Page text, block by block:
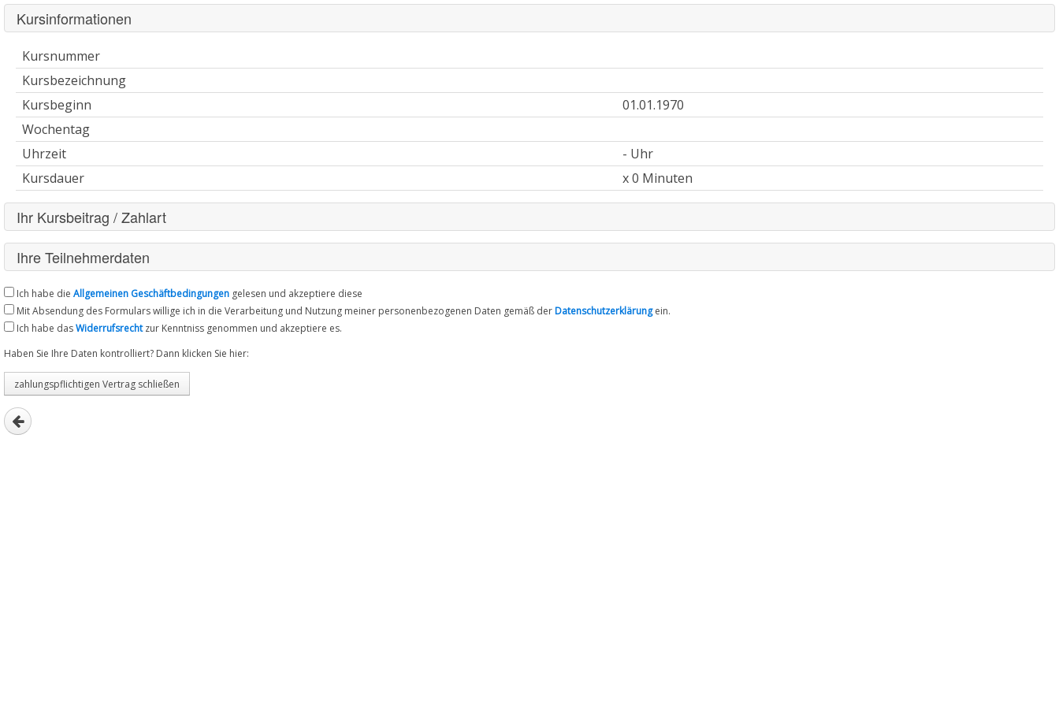
Kursinformationen
Kursnummer
Kursbezeichnung
Kursbeginn
01.01.1970
Wochentag
Uhrzeit
- Uhr
Kursdauer
x 0 Minuten
Ihr Kursbeitrag / Zahlart
Ihre Teilnehmerdaten
1. Teilnehmer
männlich
weiblich
Ich habe die Allgemeinen Geschäftbedingungen gelesen und akzeptiere diese
Mit Absendung des Formulars willige ich in die Verarbeitung und Nutzung meiner personenbezogenen Daten gemäß derDatenschutzerklärungein.
Ich habe dasWiderrufsrechtzur Kenntniss genommen und akzeptiere es.
Haben Sie Ihre Daten kontrolliert? Dann klicken Sie hier: